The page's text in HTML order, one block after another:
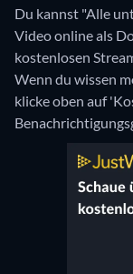
Du kannst "Alle
Video online als
kostenlosen
Wenn du wissen
klicke oben auf